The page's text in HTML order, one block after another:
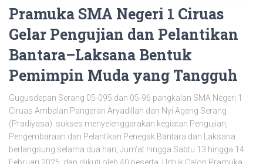
Pramuka SMA Negeri 1 Ciruas
Gelar Pengujian dan Pelantikan
Bantara–Laksana Bentuk
Pemimpin Muda yang Tangguh
Gugusdepan Serang 05-095 dan 05-96 pangkalan SMA Negeri 1
Ciruas Ambalan Pangeran Aryadillah dan Nyi Ageng Serang
(Pradiyasa). sukses menyelenggarakan kegiatan Pengujian,
Pengembaraan dan Pelantikan Penegak Bantara dan Laksana.
berlangsung selama dua hari, Jum’at hingga Sabtu 13 hingga 14